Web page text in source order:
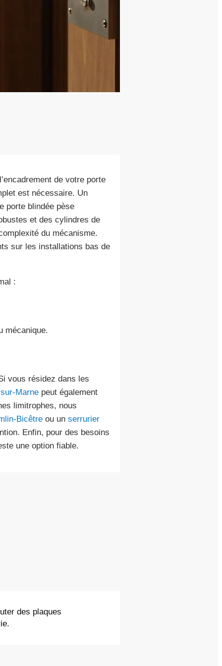
de votre porte
est nécessaire. Un
porte blindée pèse
et des cylindres de
du mécanisme.
sur les installations bas de
:
mécanique.
vous résidez dans les
Marnepeut également
limitrophes, nous
Bicêtreou un serrurier
Enfin, pour des besoins
une option fiable.
des plaques